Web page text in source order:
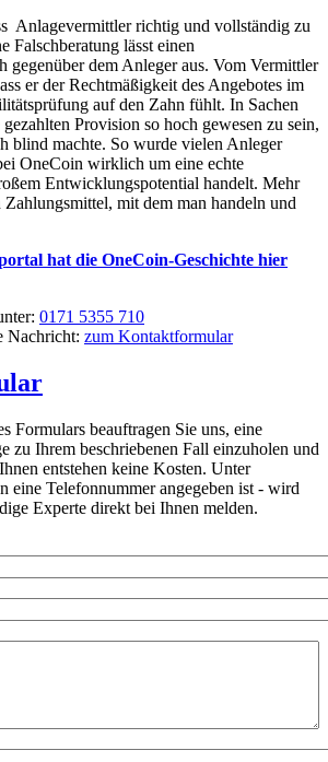
Anlagevermittler richtig und vollständig zu
Falschberatung lässt einen
gegenüber dem Anleger aus. Vom Vermittler
er der Rechtmäßigkeit des Angebotes im
auf den Zahn fühlt. In Sachen
Provision so hoch gewesen zu sein,
blind machte. So wurde vielen Anleger
OneCoin wirklich um eine echte
Entwicklungspotential handelt. Mehr
mit dem man handeln und
hat die OneCoin-Geschichte hier
0171 5355 710
Nachricht: zum Kontaktformular
Formulars beauftragen Sie uns, eine
zu Ihrem beschriebenen Fall einzuholen und
entstehen keine Kosten. Unter
eine Telefonnummer angegeben ist - wird
Experte direkt bei Ihnen melden.